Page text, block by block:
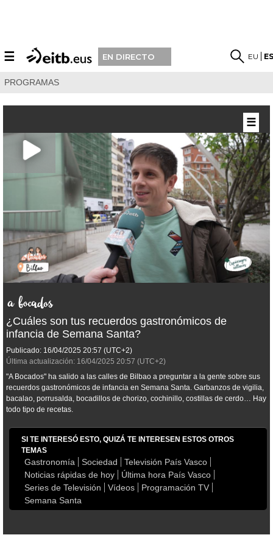
☰ EN DIRECTO EU
PROGRAMAS
¿Cuáles son tus recuerdos gastronómicos de
infancia de Semana Santa?
Publicado: 16/04/2025 20:57 (UTC+2)
Última actualización: 16/04/2025 20:57 (UTC+2)
"A Bocados" ha salido a las calles de Bilbao a preguntar a la gente sobre sus
recuerdos gastronómicos de infancia en Semana Santa. Garbanzos de vigilia,
bacalao, porrusalda, bocadillos de chorizo, cochinillo, costillas de cerdo… Hay
todo tipo de recetas.
SI TE INTERESÓ ESTO, QUIZÁ TE INTERESEN ESTOS OTROS
TEMAS
Gastronomía Sociedad
Televisión País Vasco
Noticias rápidas de hoy
Última hora País Vasco
Series de Televisión
Vídeos
Programación TV
Semana Santa
☰